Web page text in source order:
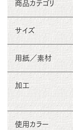
商品カテゴリ
サイズ
用紙／素材
加工
使用カラー